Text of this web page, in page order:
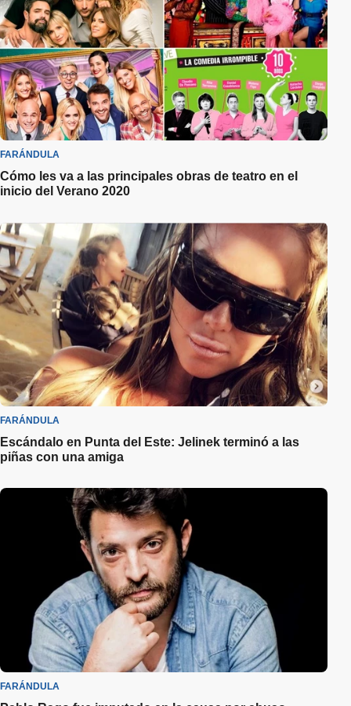
FARÁNDULA
Cómo les va a las principales obras de teatro en el
inicio del Verano 2020
FARÁNDULA
Escándalo en Punta del Este: Jelinek terminó a las
piñas con una amiga
FARÁNDULA